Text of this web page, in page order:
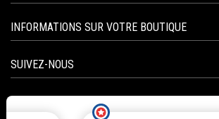
INFORMATIONS SUR VOTRE BOUTIQUE
SUIVEZ-NOUS